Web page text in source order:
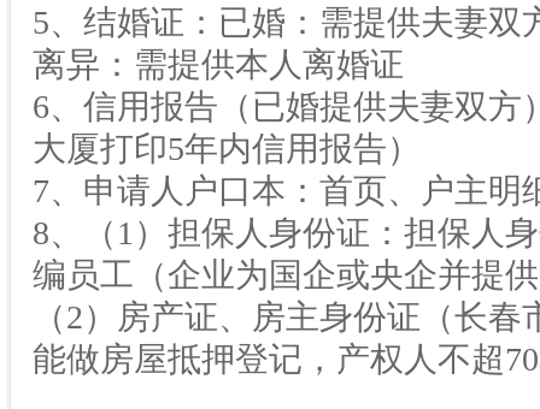
5、结婚证：已婚：需提供夫妻双
离异：需提供本人离婚证
6、信用报告（已婚提供夫妻双
大厦打印5年内信用报告）
7、申请人户口本：首页、户主明
8、（1）担保人身份证：担保人
编员工（企业为国企或央企并提
（2）房产证、房主身份证（长
能做房屋抵押登记，产权人不超